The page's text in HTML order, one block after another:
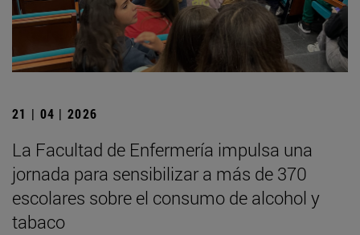
21 | 04 | 2026
La Facultad de Enfermería impulsa una
jornada para sensibilizar a más de 370
escolares sobre el consumo de alcohol y
tabaco